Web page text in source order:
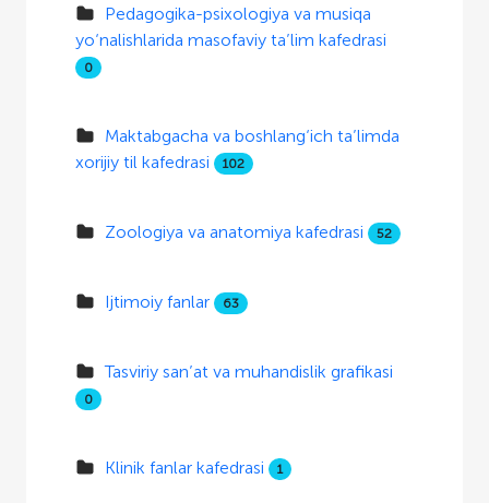
Pedagogika-psixologiya va musiqa
yo‘nalishlarida masofaviy ta’lim kafedrasi
0
Maktabgacha va boshlang‘ich ta’limda
xorijiy til kafedrasi
102
Zoologiya va anatomiya kafedrasi 52
Ijtimoiy fanlar 63
Tasviriy san’at va muhandislik grafikasi
0
Klinik fanlar kafedrasi 1